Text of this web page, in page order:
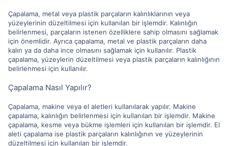
Çapalama, metal veya plastik parçaların kalınlıklarının veya
yüzeylerinin düzeltilmesi için kullanılan bir işlemdir. Kalınlığın
belirlenmesi, parçaların istenen özelliklere sahip olmasını sağlamak
için önemlidir. Ayrıca çapalama, metal ve plastik parçaların daha
kalın ya da daha ince olmasını sağlamak için kullanılır. Plastik
çapalama, yüzeylerin düzeltilmesi veya plastik parçaların kalınlığının
belirlenmesi için kullanılır.
Çapalama Nasıl Yapılır?
Çapalama, makine veya el aletleri kullanılarak yapılır. Makine
çapalama, kalınlığın belirlenmesi için kullanılan bir işlemdir. Makine
çapalama, kesme veya bükme işlemleri için kullanılan bir işlemdir. El
aleti çapalama ise plastik parçaların kalınlığının ve yüzeylerinin
düzeltilmesi için kullanılan bir işlemdir.